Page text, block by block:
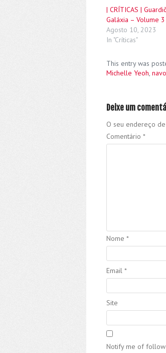
| CRÍTICAS |
Galáxia – Volume 3
Agosto 10, 2023
In "Críticas"
This entry was
Michelle Yeoh,
Deixe um
O seu endereço
Comentário *
Nome *
Email *
Site
Notify me of